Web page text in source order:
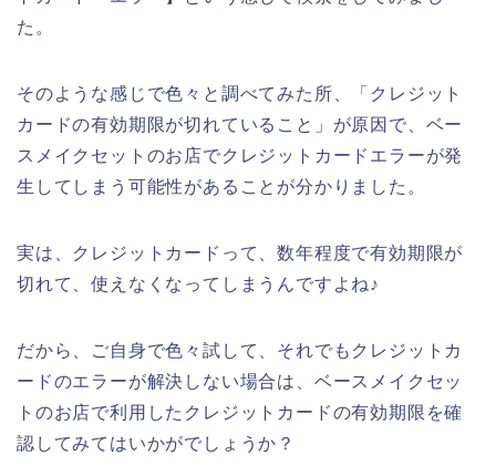
た。
そのような感じで色々と調べてみた所、「クレジット
カードの有効期限が切れていること」が原因で、ベー
スメイクセットのお店でクレジットカードエラーが発
生してしまう可能性があることが分かりました。
実は、クレジットカードって、数年程度で有効期限が
切れて、使えなくなってしまうんですよね♪
だから、ご自身で色々試して、それでもクレジットカ
ードのエラーが解決しない場合は、ベースメイクセッ
トのお店で利用したクレジットカードの有効期限を確
認してみてはいかがでしょうか？